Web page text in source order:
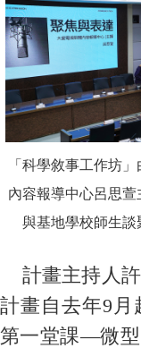
「科學敘事工作坊
內容報導中心呂思萱
與基地學校師生談
計畫主持人許
計畫自去年9月
第一堂課—微型